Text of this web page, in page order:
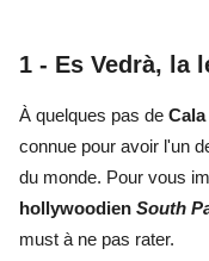
1 - Es Vedrà, la
À quelques pas de Cala
connue pour avoir l'un
du monde. Pour vous
hollywoodien South
must à ne pas rater.